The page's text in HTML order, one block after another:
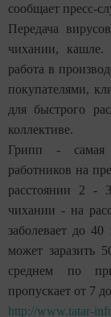
сообщает пресс-
Передача
чихании, кашле.
работа в
покупателями,
для быстрого
коллективе.
Грипп - самая
работников на
расстоянии 2 -
чихании - на
заболевает до
может заразить
среднем по
пропускает от 7
http://www.tatar-